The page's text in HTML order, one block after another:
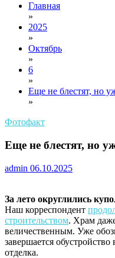
Главная
»
2025
»
Октябрь
»
6
»
Еще не блестят, но
»
Фотофакт
Еще не блестят, но
admin 06.10.2025
За лето округлились
Наш корреспондент
строительством. Храм
величественным. Уже
завершается
отделка.